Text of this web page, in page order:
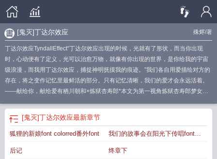
殊烬/著
[鬼灭]丁达尔效应
丁达尔效应TyndallEffect“丁达尔效应出现的时候，光就有了形状，而当你出现
时，心动便有了定义，光可以治愈万物，就像有你出现的世界，是你给我的宇宙
级浪漫，而我用丁达尔效应，捕捉神明抚摸我的痕迹。”我们各自用爱描绘对方的
存在，将之变作记忆里最鲜活的部分。只有记忆清晰，我们的爱才会永远活着。
——献给你，献给爱有栖川朝和×炼狱杏寿郎*本文为第一视角炼狱杏寿郎梦女小
虽然是原创女主的梦女文，但老板不介意代入也不拒同梦，可以用自己喜欢的方
式阅读*根据老板设定前期综了一点点漫威，几乎可以当做没有*前3万字部分内容
初版为另一位写手老师的稿件，我接手后进行了修改调整*约稿总耗时长达六年，
能够成功完结我真的非常非常感动*非常感谢老板约稿！
[鬼灭]丁达尔效应最新章节
狐狸的新娘font colorred番外font 我们的故事会在阳光下传唱font
colorred番外font
后记 终章下